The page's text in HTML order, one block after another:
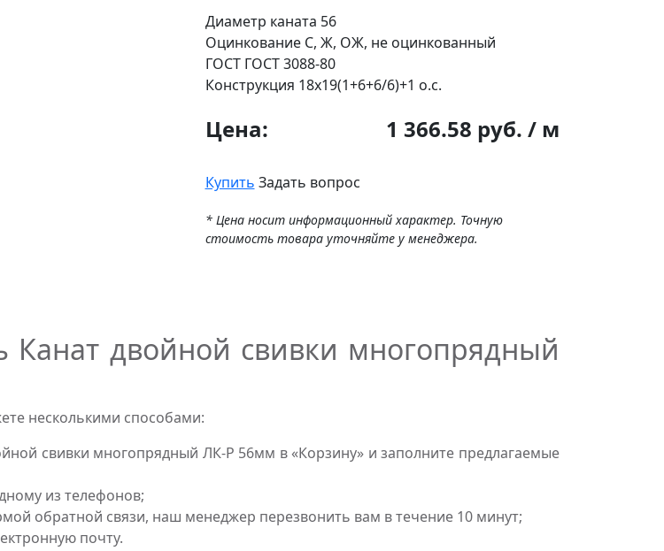
Диаметр каната 56
Оцинкование С, Ж, ОЖ, не оцинкованный
ГОСТ ГОСТ 3088-80
Конструкция 18х19(1+6+6/6)+1 о.с.
Цена: 1 366.58 руб. / м
Купить Задать вопрос
* Цена носит информационный характер. Точную
стоимость товара уточняйте у менеджера.
Канат двойной свивки многопрядный
несколькими способами:
свивки многопрядный ЛК-Р 56мм в «Корзину» и заполните предлагаемые
из телефонов;
обратной связи, наш менеджер перезвонить вам в течение 10 минут;
почту.